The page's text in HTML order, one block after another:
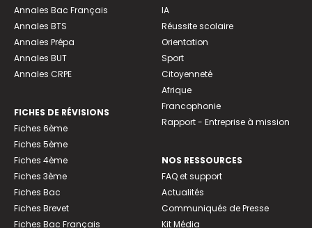
Annales Bac Français
Annales BTS
Annales Prépa
Annales BUT
Annales CRPE
FICHES DE RÉVISIONS
Fiches 6ème
Fiches 5ème
Fiches 4ème
Fiches 3ème
Fiches Bac
Fiches Brevet
Fiches Bac Français
IA
Réussite scolaire
Orientation
Sport
Citoyenneté
Afrique
Francophonie
Rapport - Entreprise à mission
NOS RESSOURCES
FAQ et support
Actualités
Communiqués de Presse
Kit Média